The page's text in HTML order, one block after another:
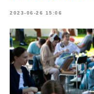
2023-06-26 15:06